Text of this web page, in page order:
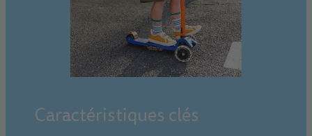
Caractéristiques clés